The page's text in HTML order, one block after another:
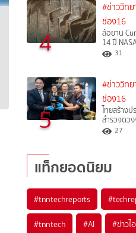
4
#ข่าววิทย
ช่อง16
ล้อยาน
14 ปี
31
5
#ข่าววิทย
ช่อง16
ไทยสร้างป
สำรวจดว
27
แท็กยอดนิยม
#tnntechreports #
#tnntech #AI #ข่าวไ